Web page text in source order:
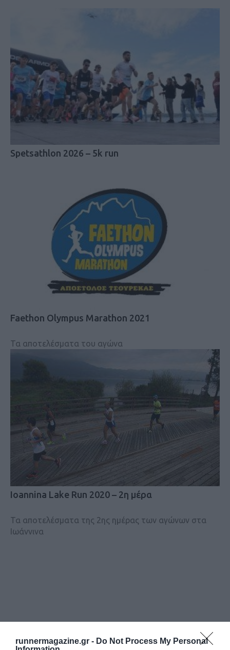
runnermagazine.gr - Do Not Process My Personal
Spetsathlon 2026 – 5k run
Faethon Olympus Marathon 2021
Τα αποτελέσματα του αγώνα
Ioannina Lake Run 2020 – 2η μέρα
Τα αποτελέσματα της 2ης ημέρας των αγώνων στα
Ιωάννινα